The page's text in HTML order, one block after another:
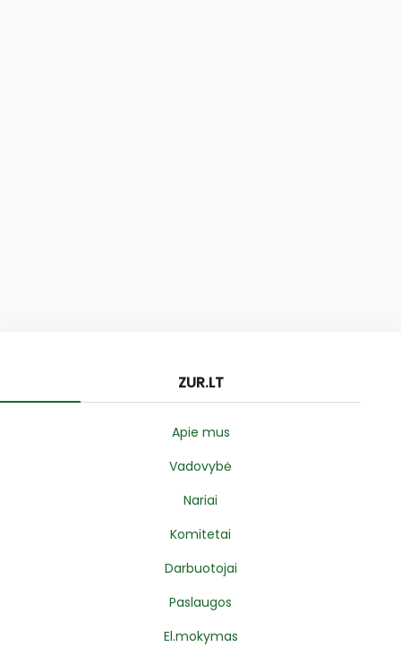
ZUR.LT
Apie mus
Vadovybė
Nariai
Komitetai
Darbuotojai
Paslaugos
El.mokymas